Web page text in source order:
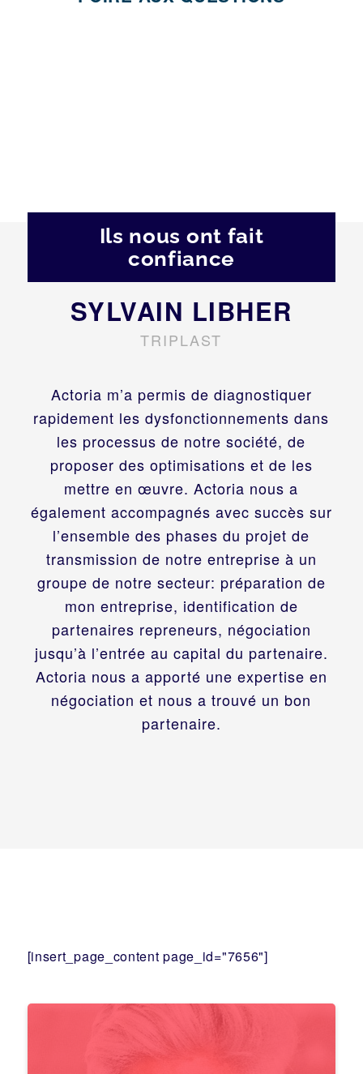
Ils nous ont fait
confiance
Actoria m’a permis de diagnostiquer
rapidement les dysfonctionnements dans
les processus de notre société, de
proposer des optimisations et de les
mettre en œuvre. Actoria nous a
également accompagnés avec succès sur
l’ensemble des phases du projet de
transmission de notre entreprise à un
groupe de notre secteur: préparation de
mon entreprise, identification de
partenaires repreneurs, négociation
jusqu’à l’entrée au capital du partenaire.
Actoria nous a apporté une expertise en
négociation et nous a trouvé un bon
partenaire.
SYLVAIN LIBHER
TRIPLAST
[insert_page_content page_id="7656"]